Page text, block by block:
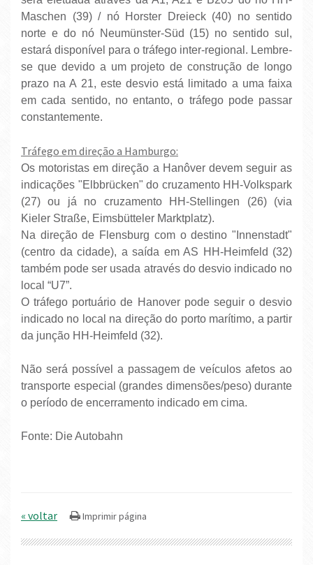
Maschen (39) / nó Horster Dreieck (40) no sentido
norte e do nó Neumünster-Süd (15) no sentido sul,
estará disponível para o tráfego inter-regional. Lembre-
se que devido a um projeto de construção de longo
prazo na A 21, este desvio está limitado a uma faixa
em cada sentido, no entanto, o tráfego pode passar
constantemente.
Tráfego em direção a Hamburgo:
Os motoristas em direção a Hanôver devem seguir as
indicações "Elbbrücken" do cruzamento HH-Volkspark
(27) ou já no cruzamento HH-Stellingen (26) (via
Kieler Straße, Eimsbütteler Marktplatz).
Na direção de Flensburg com o destino "Innenstadt"
(centro da cidade), a saída em AS HH-Heimfeld (32)
também pode ser usada através do desvio indicado no
local “U7”.
O tráfego portuário de Hanover pode seguir o desvio
indicado no local na direção do porto marítimo, a partir
da junção HH-Heimfeld (32).
Não será possível a passagem de veículos afetos ao
transporte especial (grandes dimensões/peso) ​​durante
o período de encerramento indicado em cima.
Fonte: Die Autobahn
« voltar